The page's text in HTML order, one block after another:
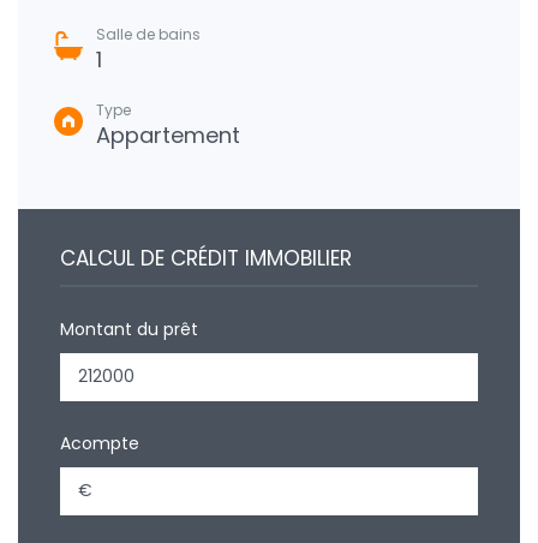
Salle de bains
1
Type
Appartement
CALCUL DE CRÉDIT IMMOBILIER
Montant du prêt
Acompte